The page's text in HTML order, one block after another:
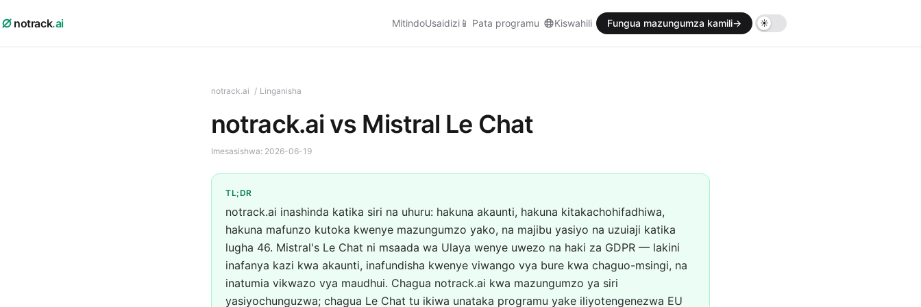
notrack.ai MitindoUsaidizi 📱 Pata programu Kiswahili Fungua mazungumza kamili→
notrack.ai / Linganisha
notrack.ai vs Mistral Le Chat
Imesasishwa: 2026-06-19
TL;DR
notrack.ai inashinda katika siri na uhuru: hakuna akaunti, hakuna kitakachohifadhiwa,
hakuna mafunzo kutoka kwenye mazungumzo yako, na majibu yasiyo na uzuiaji katika
lugha 46. Mistral's Le Chat ni msaada wa Ulaya wenye uwezo na haki za GDPR — lakini
inafanya kazi kwa akaunti, inafundisha kwenye viwango vya bure kwa chaguo-msingi, na
inatumia vikwazo vya maudhui. Chagua notrack.ai kwa mazungumzo ya siri
yasiyochunguzwa; chagua Le Chat tu ikiwa unataka programu yake iliyotengenezwa EU